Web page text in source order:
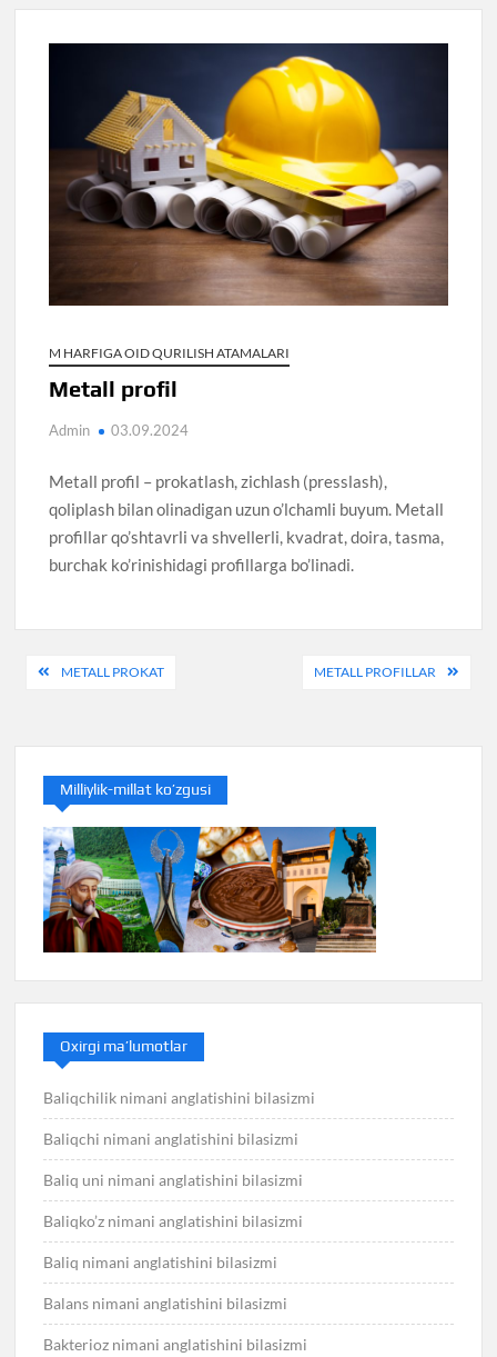
M HARFIGA OID QURILISH ATAMALARI
Metall profil
Admin 03.09.2024
Metall profil – prokatlash, zichlash (presslash),
qoliplash bilan olinadigan uzun o’lchamli buyum. Metall
profillar qo’shtavrli va shvellerli, kvadrat, doira, tasma,
burchak ko’rinishidagi profillarga bo’linadi.
PostMETALL PROKAT METALL PROFILLAR
Milliylik-millat ko’zgusi
Oxirgi ma’lumotlar
Baliqchilik nimani anglatishini bilasizmi
Baliqchi nimani anglatishini bilasizmi
Baliq uni nimani anglatishini bilasizmi
Baliqko’z nimani anglatishini bilasizmi
Baliq nimani anglatishini bilasizmi
Balans nimani anglatishini bilasizmi
Bakterioz nimani anglatishini bilasizmi